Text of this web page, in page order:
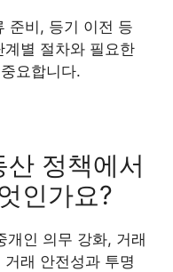
준비, 등기 이전 등
별 절차와 필요한
요합니다.
정책에서
인가요?
인 의무 강화, 거래
래 안전성과 투명